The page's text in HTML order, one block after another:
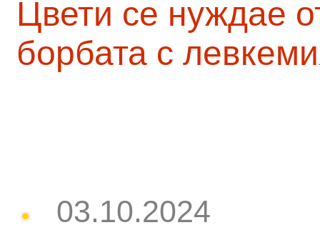
Цвети се нуждае
борбата с
03.10.2024